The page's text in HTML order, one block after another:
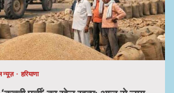
न्यूज़ हरियाणा